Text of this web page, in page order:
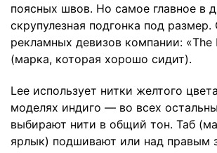
поясных швов. Но самое главное в
скрупулезная подгонка под
рекламных девизов компании: «The
(марка, которая хорошо сидит).
Lee использует нитки желтого
моделях индиго — во всех
выбирают нити в общий тон. Таб
ярлык) подшивают или над правым